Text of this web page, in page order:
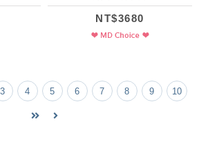
NT$3680
3 4 5 6 7 8 9 10